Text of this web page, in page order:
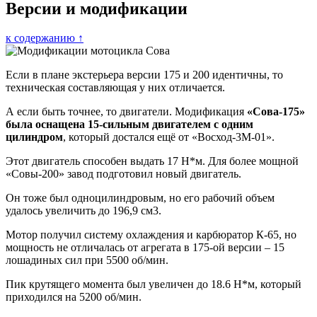
Версии и модификации
к содержанию ↑
Если в плане экстерьера версии 175 и 200 идентичны, то
техническая составляющая у них отличается.
А если быть точнее, то двигатели. Модификация «Сова-175»
была оснащена 15-сильным двигателем с одним
цилиндром, который достался ещё от «Восход-3М-01».
Этот двигатель способен выдать 17 Н*м. Для более мощной
«Совы-200» завод подготовил новый двигатель.
Он тоже был одноцилиндровым, но его рабочий объем
удалось увеличить до 196,9 см3.
Мотор получил систему охлаждения и карбюратор К-65, но
мощность не отличалась от агрегата в 175-ой версии – 15
лошадиных сил при 5500 об/мин.
Пик крутящего момента был увеличен до 18.6 Н*м, который
приходился на 5200 об/мин.